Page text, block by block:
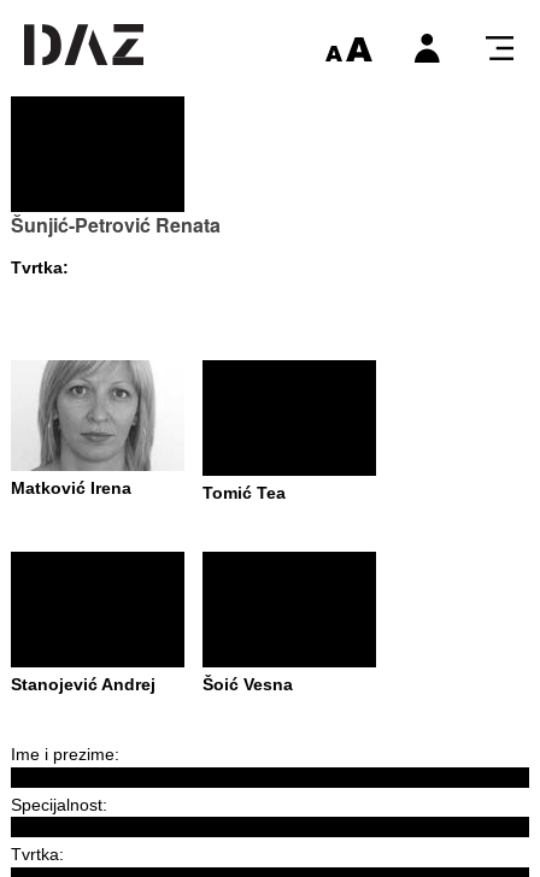
Šunjić-Petrović Renata
Tvrtka:
Matković Irena Tomić Tea
Stanojević Andrej Šoić Vesna
Ime i prezime:
Specijalnost:
Tvrtka: